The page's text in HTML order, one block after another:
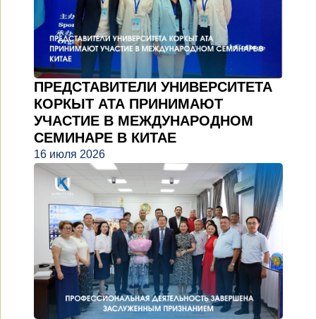
ПРЕДСТАВИТЕЛИ УНИВЕРСИТЕТА
КОРКЫТ АТА ПРИНИМАЮТ
УЧАСТИЕ В МЕЖДУНАРОДНОМ
СЕМИНАРЕ В КИТАЕ
16 июля 2026